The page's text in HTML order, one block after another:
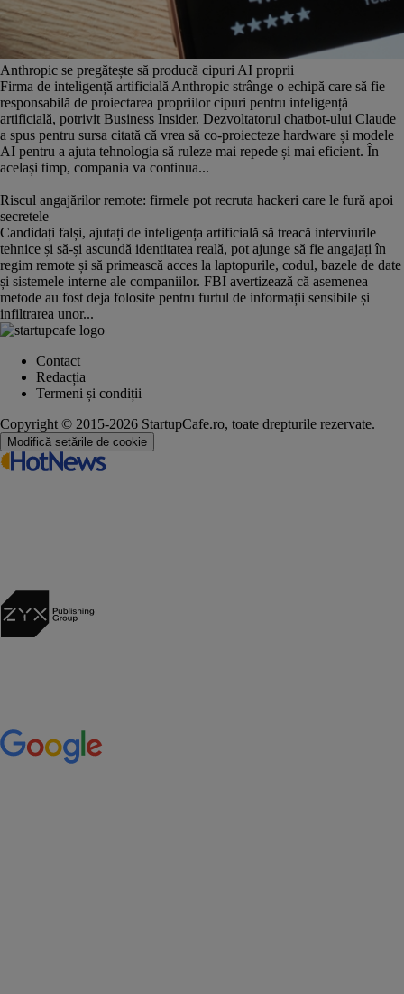
Anthropic se pregătește să producă cipuri AI proprii
Firma de inteligență artificială Anthropic strânge o echipă care să fie
responsabilă de proiectarea propriilor cipuri pentru inteligență
artificială, potrivit Business Insider. Dezvoltatorul chatbot-ului Claude
a spus pentru sursa citată că vrea să co-proiecteze hardware și modele
AI pentru a ajuta tehnologia să ruleze mai repede și mai eficient. În
același timp, compania va continua...
Riscul angajărilor remote: firmele pot recruta hackeri care le fură apoi
secretele
Candidați falși, ajutați de inteligența artificială să treacă interviurile
tehnice și să-și ascundă identitatea reală, pot ajunge să fie angajați în
regim remote și să primească acces la laptopurile, codul, bazele de date
și sistemele interne ale companiilor. FBI avertizează că asemenea
metode au fost deja folosite pentru furtul de informații sensibile și
infiltrarea unor...
Contact
Redacția
Termeni și condiții
Copyright © 2015-2026 StartupCafe.ro, toate drepturile rezervate.
Modifică setările de cookie